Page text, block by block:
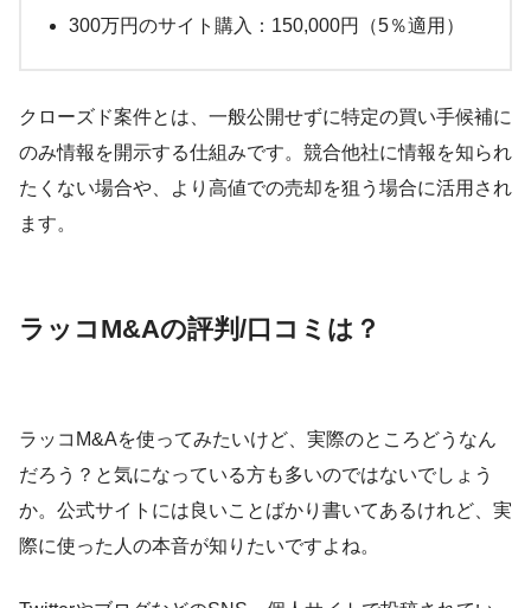
300万円のサイト購入：150,000円（5％適用）
クローズド案件とは、一般公開せずに特定の買い手候補に
のみ情報を開示する仕組みです。競合他社に情報を知られ
たくない場合や、より高値での売却を狙う場合に活用され
ます。
ラッコM&Aの評判/口コミは？
ラッコM&Aを使ってみたいけど、実際のところどうなん
だろう？と気になっている方も多いのではないでしょう
か。公式サイトには良いことばかり書いてあるけれど、実
際に使った人の本音が知りたいですよね。